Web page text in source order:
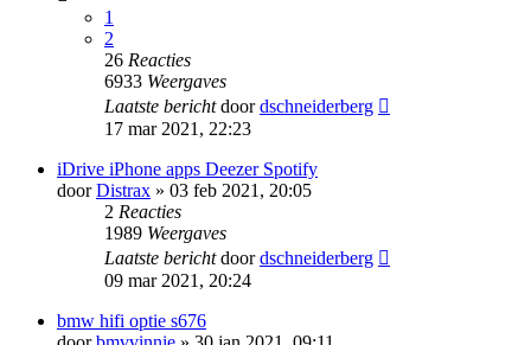
1
2
26 Reacties
6933 Weergaves
Laatste berichtdoordschneiderberg
17 mar 2021, 22:23
iDrive iPhone apps Deezer Spotify
doorDistrax » 03 feb 2021, 20:05
2 Reacties
1989 Weergaves
Laatste berichtdoordschneiderberg
09 mar 2021, 20:24
bmw hifi optie s676